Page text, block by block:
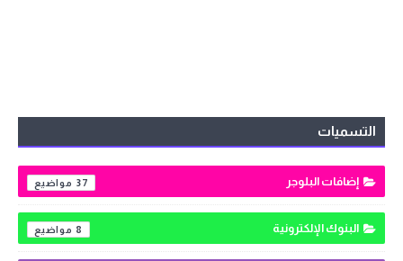
التسميات
إضافات البلوجر 37
البنوك الإلكترونية 8